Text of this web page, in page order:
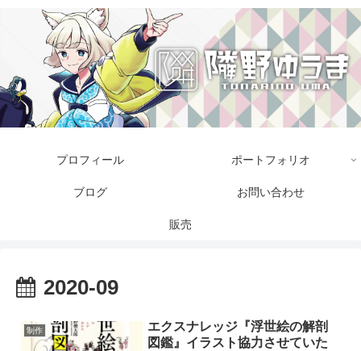
プロフィール ポートフォリオ
ブログ お問い合わせ
販売
2020-09
制作
エクスナレッジ『浮世絵の解剖
図鑑』イラスト協力させていた